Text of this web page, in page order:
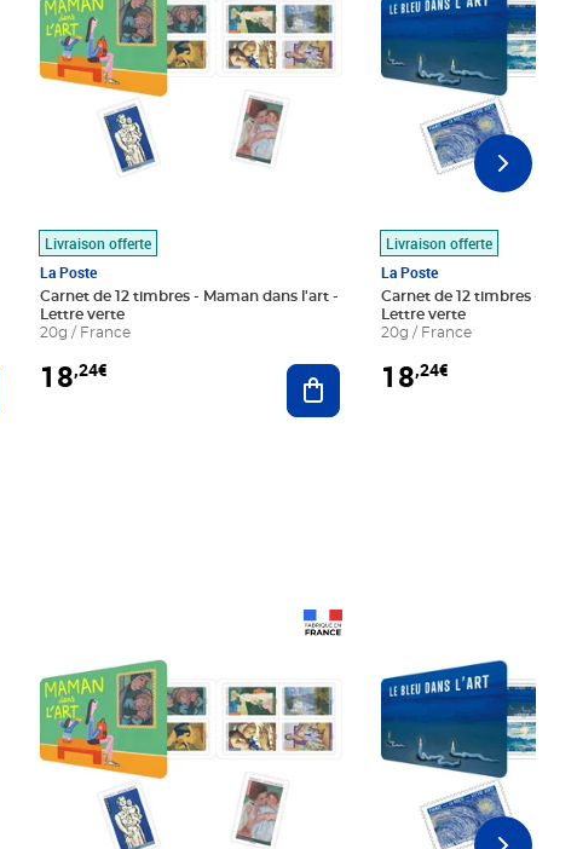
au panier
Livraison offerte
La Poste
Carnet de 12 timbres - Maman dans l'art -
Lettre verte
20g / France
18,24€ Ajouter au panier
Livraison offerte
La Poste
Carnet de 12 timbres - Le
Lettre verte
20g / France
18,24€